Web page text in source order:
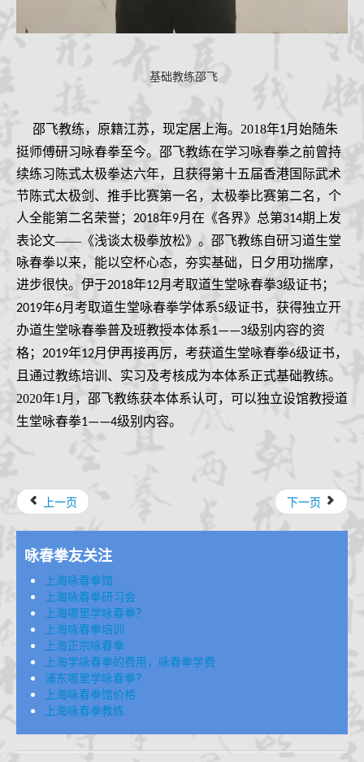
基础教练邵飞
邵飞教练，原籍江苏，现定居上海。 2018年1月始随朱
挺师傅研习咏春拳至今。邵飞教练在学习咏春拳之前曾持
续练习陈式太极拳达六年，且获得第十五届香港国际武术
节陈式太极剑、推手比赛第一名，太极拳比赛第二名，个
人全能第二名荣誉； 2018年9月在《各界》总第314期上发
表论文——《浅谈太极拳放松》。邵飞教练自研习道生堂
咏春拳以来，能以空杯心态，夯实基础，日夕用功揣摩，
进步很快。伊于2018年12月考取道生堂咏春拳3级证书 ；
2019年6月考取道生堂咏春拳学体系5级证书， 获得独立开
办道生堂咏春拳普及班教授本体系1——3级别内容的资
格； 2019年12月 伊再接再厉， 考获道生堂咏春拳6级证书，
且通过教练培训、实习及考核成为本体系正式基础教练。
2020年1月，邵飞教练获本体系认可， 可以独立设馆教授道
生堂咏春拳1——4级别内容。
上一页 下一页
咏春拳友关注
上海咏春拳馆
上海咏春拳研习会
上海哪里学咏春拳？
上海咏春拳培训
上海正宗咏春拳
上海学咏春拳的费用，咏春拳学费
浦东哪里学咏春拳？
上海咏春拳馆价格
上海咏春拳教练